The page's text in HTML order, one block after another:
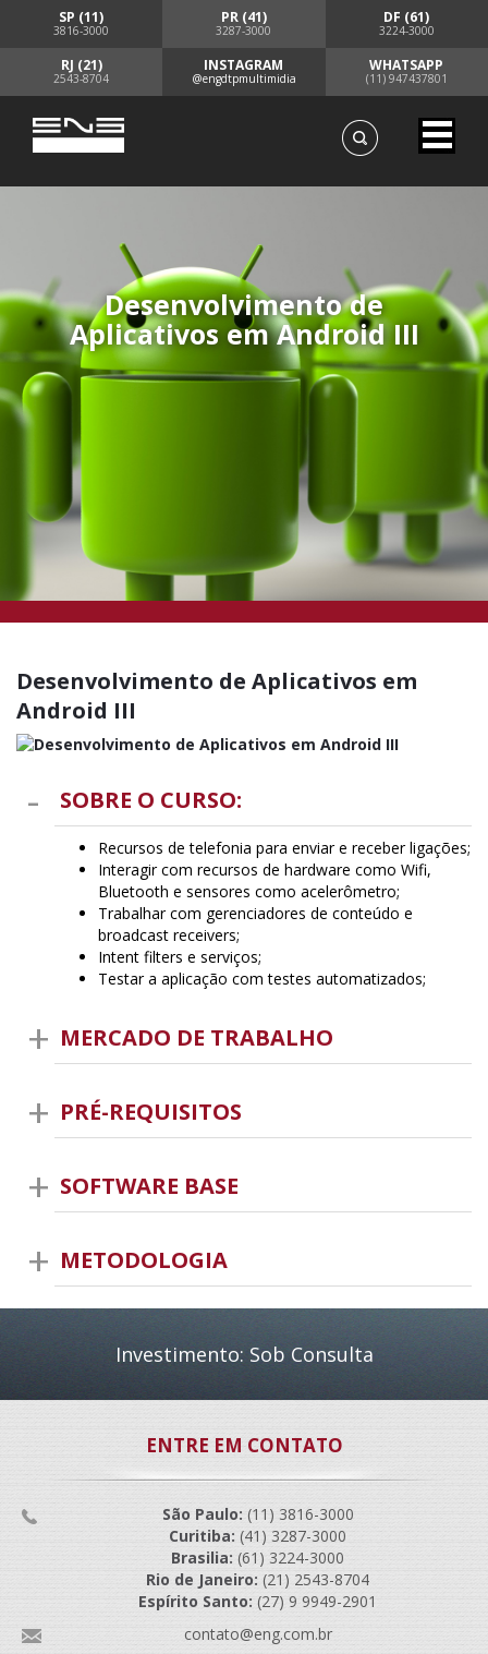
SP (11)
3816-3000
PR (41)
3287-3000
DF (61)
3224-3000
RJ (21)
2543-8704
INSTAGRAM
@engdtpmultimidia
WHATSAPP
(11) 947437801
Desenvolvimento de
Aplicativos em Android III
Desenvolvimento de Aplicativos em
Android III
SOBRE O CURSO:
Recursos de telefonia para enviar e receber ligações;
Interagir com recursos de hardware como Wifi,
Bluetooth e sensores como acelerômetro;
Trabalhar com gerenciadores de conteúdo e
broadcast receivers;
Intent filters e serviços;
Testar a aplicação com testes automatizados;
MERCADO DE TRABALHO
PRÉ-REQUISITOS
SOFTWARE BASE
METODOLOGIA
Investimento: Sob Consulta
ENTRE EM CONTATO
São Paulo: (11) 3816-3000
Curitiba: (41) 3287-3000
Brasilia: (61) 3224-3000
Rio de Janeiro: (21) 2543-8704
Espírito Santo: (27) 9 9949-2901
contato@eng.com.br